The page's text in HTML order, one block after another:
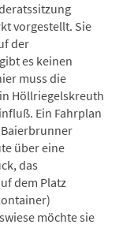
vorgestellt. Sie
der
es keinen
muss die
Höllriegelskreuth
Ein Fahrplan
über eine
das
dem Platz
möchte sie